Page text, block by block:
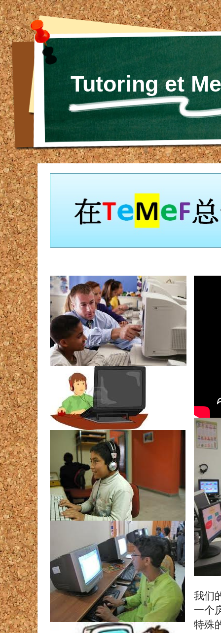
Tutoring et
我们
一个
特殊